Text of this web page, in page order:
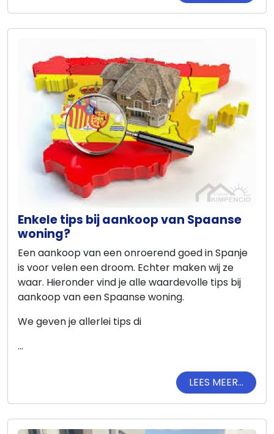
Home
Lopende
projecten
Over
ons
Enkele tips bij aankoop van Spaanse
woning?
Een aankoop van een onroerend goed in Spanje
is voor velen een droom. Echter maken wij ze
waar. Hieronder vind je alle waardevolle tips bij
aankoop van een Spaanse woning.
We geven je allerlei tips di
...
LEES MEER...